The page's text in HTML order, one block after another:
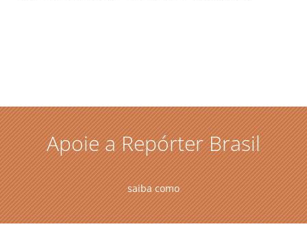
Apoie a Repórter Brasil
saiba como